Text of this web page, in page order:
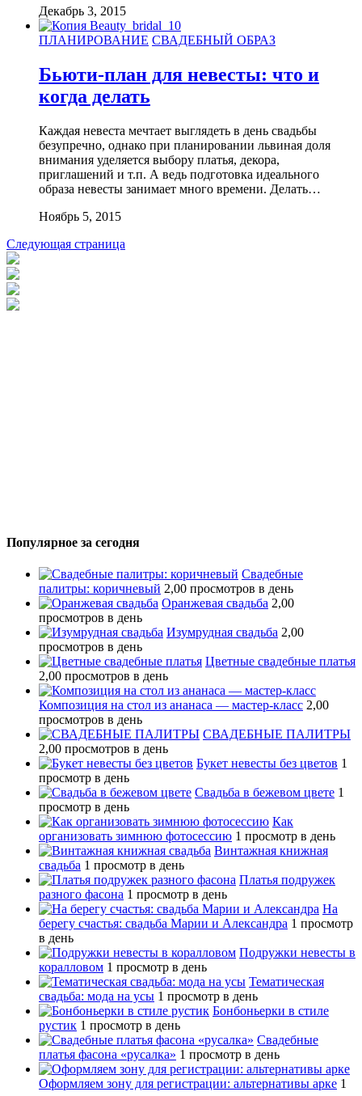
Декабрь 3, 2015
ПЛАНИРОВАНИЕ СВАДЕБНЫЙ ОБРАЗ
Бьюти-план для невесты: что и
когда делать
Каждая невеста мечтает выглядеть в день свадьбы
безупречно, однако при планировании львиная доля
внимания уделяется выбору платья, декора,
приглашений и т.п. А ведь подготовка идеального
образа невесты занимает много времени. Делать…
Ноябрь 5, 2015
Следующая страница
Популярное за сегодня
Свадебные
палитры: коричневый 2,00 просмотров в день
Оранжевая свадьба 2,00
просмотров в день
Изумрудная свадьба 2,00
просмотров в день
Цветные свадебные платья
2,00 просмотров в день
Композиция на стол из ананаса — мастер-класс 2,00
просмотров в день
СВАДЕБНЫЕ ПАЛИТРЫ
2,00 просмотров в день
Букет невесты без цветов 1
просмотр в день
Свадьба в бежевом цвете 1
просмотр в день
Как
организовать зимнюю фотосессию 1 просмотр в день
Винтажная книжная
свадьба 1 просмотр в день
Платья подружек
разного фасона 1 просмотр в день
На
берегу счастья: свадьба Марии и Александра 1 просмотр
в день
Подружки невесты в
коралловом 1 просмотр в день
Тематическая
свадьба: мода на усы 1 просмотр в день
Бонбоньерки в стиле
рустик 1 просмотр в день
Свадебные
платья фасона «русалка» 1 просмотр в день
Оформляем зону для регистрации: альтернативы арке 1